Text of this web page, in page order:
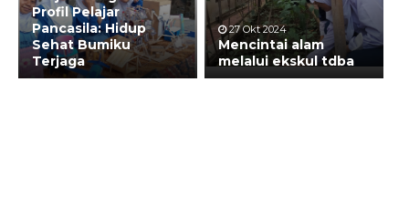
Profil Pelajar
Pancasila: Hidup
Sehat Bumiku
Terjaga
27 Okt 2024
Mencintai alam
melalui ekskul tdba